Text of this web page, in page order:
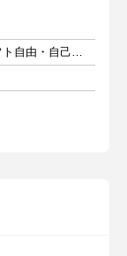
週1日以上 1日4時間以上 シフト自由・自己申告